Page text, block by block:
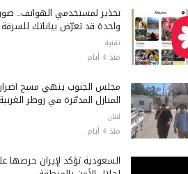
تحذير لمستخدمي الهواتف..
واحدة قد تعرّض بياناتك للسرقة
تقنية
منذ 4 أيام
مجلس الجنوب ينهي مسح أضرار
المنازل المدمّرة في زوطر الغربية
لبنان
منذ 4 أيام
السعودية تؤكد لإيران حرصها